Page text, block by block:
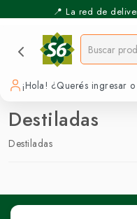
📍 La red de
¡Hola! ¿Querés ingresar
Destiladas
Destiladas